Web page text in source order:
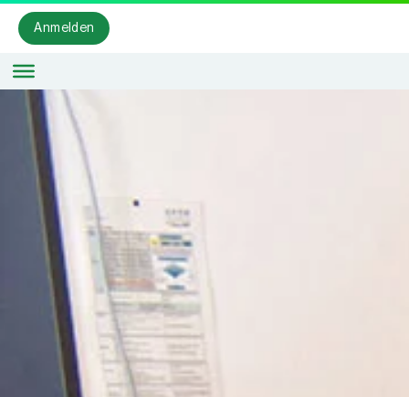
Anmelden